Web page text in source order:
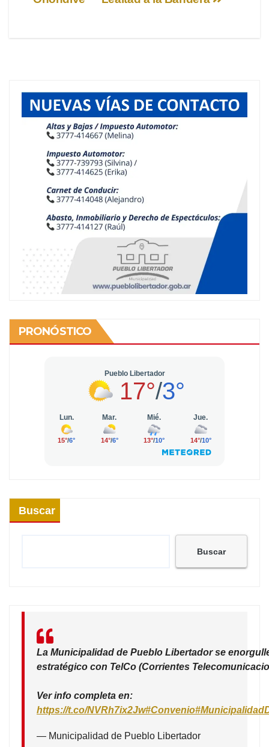
PRONÓSTICO
Buscar
Buscar
La Municipalidad de Pueblo Libertador se
estratégico con TelCo (Corrientes
Ver info completa en:
https://t.co/NVRh7ix2Jw#Convenio
— Municipalidad de Pueblo Libertador